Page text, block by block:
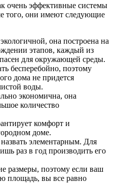
эффективные системы
того, они имеют следующие
она построена на
этапов, каждый из
для окружающей среды.
бесперебойно, поэтому
дома не придется
воды.
экономична, она
количество
комфорт и
доме.
элементарным. Для
раз в год производить его
размеры, поэтому если ваш
площадь, вы все равно